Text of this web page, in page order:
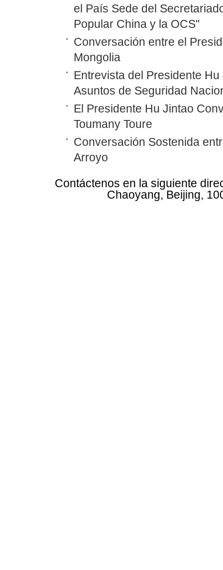
el País Sede del
Popular China y la OCS"
Conversación entre el
Mongolia
Entrevista del Presidente
Asuntos de Seguridad
El Presidente Hu Jintao
Toumany Toure
Conversación Sostenida
Arroyo
Contáctenos en la siguiente
Chaoyang, Beijing,